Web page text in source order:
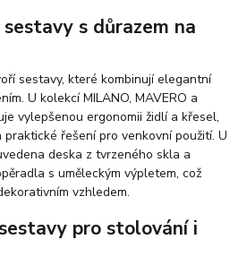
s důrazem na
sestavy, které kombinují elegantní
U kolekcí MILANO, MAVERO a
vylepšenou ergonomii židlí a křesel,
řešení pro venkovní použití. U
deska z tvrzeného skla a
s uměleckým výpletem, což
vzhledem.
pro stolování i